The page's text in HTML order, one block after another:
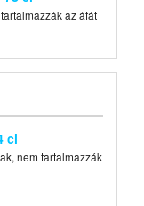
az áfát
cl
nem tartalmazzák